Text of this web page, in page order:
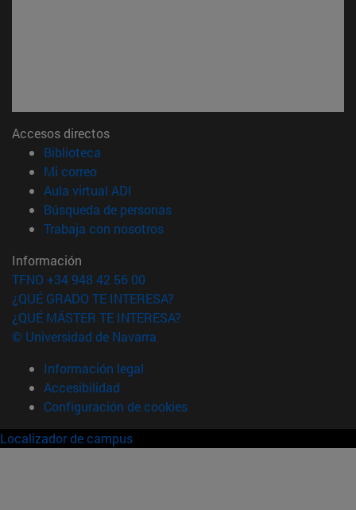
Accesos directos
Biblioteca
Mi correo(abre en nueva ventana)
Aula virtual ADI
Búsqueda de personas(abre en nueva ventana)
Trabaja con nosotros(abre en nueva ventana)
Información
TFNO +34 948 42 56 00
¿QUÉ GRADO TE INTERESA?
¿QUÉ MÁSTER TE INTERESA?
© Universidad de Navarra
Información legal
Accesibilidad
Configuración de cookies
Localizador de campus